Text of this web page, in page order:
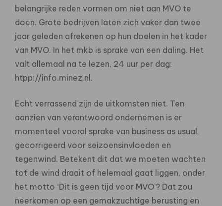
belangrijke reden vormen om niet aan MVO te
doen. Grote bedrijven laten zich vaker dan twee
jaar geleden afrekenen op hun doelen in het kader
van MVO. In het mkb is sprake van een daling. Het
valt allemaal na te lezen, 24 uur per dag:
htpp://info.minez.nl.
Echt verrassend zijn de uitkomsten niet. Ten
aanzien van verantwoord ondernemen is er
momenteel vooral sprake van business as usual,
gecorrigeerd voor seizoensinvloeden en
tegenwind. Betekent dit dat we moeten wachten
tot de wind draait of helemaal gaat liggen, onder
het motto ‘Dit is geen tijd voor MVO’? Dat zou
neerkomen op een gemakzuchtige berusting en